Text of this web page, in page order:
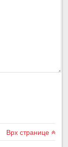
Врх странице